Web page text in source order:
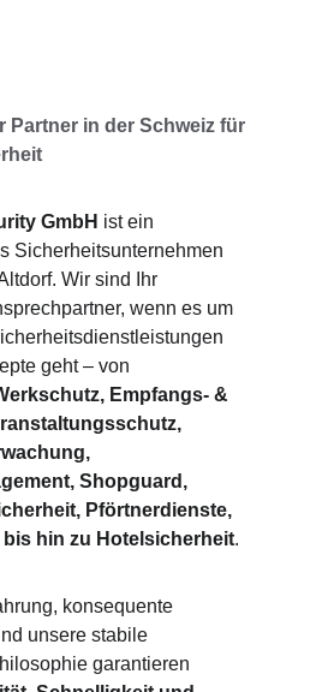
Partner in der Schweiz für
GmbH ist ein
Sicherheitsunternehmen
Wir sind Ihr
wenn es um
geht – von
Empfangs- &
Shopguard,
Pförtnerdienste,
hin zu Hotelsicherheit.
konsequente
unsere stabile
garantieren